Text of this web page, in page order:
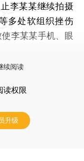
李某某继续拍摄
多处软组织挫伤
使李某某手机、眼
续阅读
读权限
升级